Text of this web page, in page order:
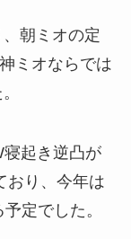
朝ミオの定
ミオならでは
起き逆凸が
おり、今年は
定でした。